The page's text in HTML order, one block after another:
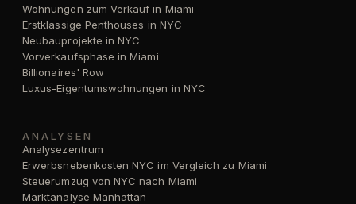
Wohnungen zum Verkauf in Miami
Erstklassige Penthouses in NYC
Neubauprojekte in NYC
Vorverkaufsphase in Miami
Billionaires' Row
Luxus-Eigentumswohnungen in NYC
ANALYSEN
Analysezentrum
Erwerbsnebenkosten NYC im Vergleich zu Miami
Steuerumzug von NYC nach Miami
Marktanalyse Manhattan